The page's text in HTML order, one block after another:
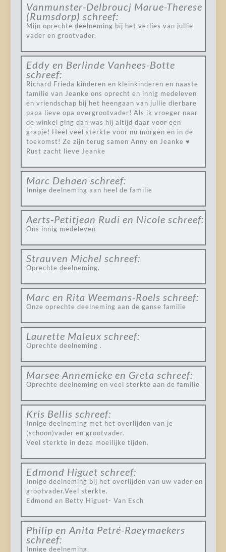
Vanmunster-Delbroucj Marue-Therese
(Rumsdorp) schreef:
Mijn oprechte deelneming bij het verlies van jullie
vader en grootvader,
Eddy en Berlinde Vanhees-Botte
schreef:
Richard Frieda kinderen en kleinkinderen en naaste
familie van Jeanke ons oprecht en innig medeleven
en vriendschap bij het heengaan van jullie dierbare
papa lieve opa overgrootvader! Als ik vroeger naar
de winkel ging dan was hij altijd daar voor een
grapje! Heel veel sterkte voor nu morgen en in de
toekomst! Ze zijn terug samen Anny en Jeanke ♥
Rust zacht lieve Jeanke
Marc Dehaen schreef:
Innige deelneming aan heel de familie
Aerts-Petitjean Rudi en Nicole schreef:
Ons innig medeleven
Strauven Michel schreef:
Oprechte deelneming.
Marc en Rita Weemans-Roels schreef:
Onze oprechte deelneming aan de ganse familie
Laurette Maleux schreef:
Oprechte deelneming .
Marsee Annemieke en Greta schreef:
Oprechte deelneming en veel sterkte aan de familie
Kris Bellis schreef:
Innige deelneming met het overlijden van je
(schoon)vader en grootvader.
Veel sterkte in deze moeilijke tijden.
Edmond Higuet schreef:
Innige deelneming bij het overlijden van uw vader en
grootvader.Veel sterkte.
Edmond en Betty Higuet- Van Esch
Philip en Anita Petré-Raeymaekers
schreef:
Innige deelneming.